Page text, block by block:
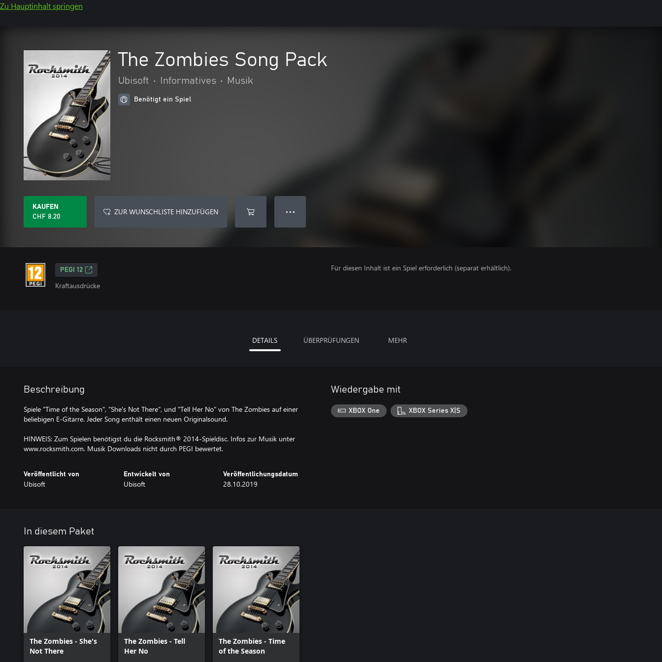
Zu Hauptinhalt springen
The Zombies Song Pack
Ubisoft • Informatives • Musik
Benötigt ein Spiel
KAUFEN
CHF 8.20
ZUR WUNSCHLISTE HINZUFÜGEN ● ● ●
PEGI 12
Kraftausdrücke
Für diesen Inhalt ist ein Spiel erforderlich (separat erhältlich).
DETAILS ÜBERPRÜFUNGEN MEHR
Beschreibung
Spiele "Time of the Season", "She's Not There", und "Tell Her No" von The Zombies auf einer
beliebigen E-Gitarre. Jeder Song enthält einen neuen Originalsound.
HINWEIS: Zum Spielen benötigst du die Rocksmith® 2014-Spieldisc. Infos zur Musik unter
www.rocksmith.com. Musik Downloads nicht durch PEGI bewertet.
Veröffentlicht von
Ubisoft
Entwickelt von
Ubisoft
Veröffentlichungsdatum
28.10.2019
Wiedergabe mit
XBOX One XBOX Series X|S
In diesem Paket
The Zombies - She's
Not There
The Zombies - Tell
Her No
The Zombies - Time
of the Season